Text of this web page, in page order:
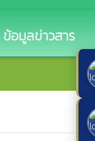
ข้อมูลข่าวสาร